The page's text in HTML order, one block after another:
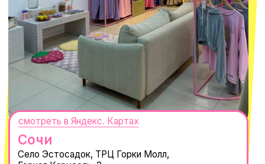
Оплата долями
Size guide
Обмен и возврат
Доставка и оплата
Реквизиты
Магазины
Наши путешествия
Наши проекты
Новости
Каталог
О КОМПАНИИ
MACROCOSM
300 000+ подписчиков
14'000+ подписчиков в нашем Telegram-канале